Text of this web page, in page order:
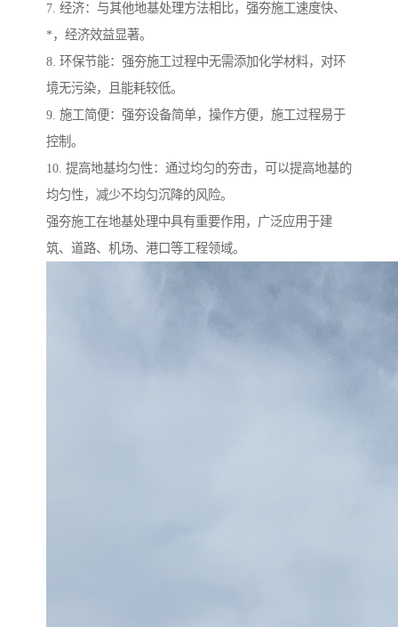
7. 经济：与其他地基处理方法相比，强夯施工速度快、
*，经济效益显著。
8. 环保节能：强夯施工过程中无需添加化学材料，对环
境无污染，且能耗较低。
9. 施工简便：强夯设备简单，操作方便，施工过程易于
控制。
10. 提高地基均匀性：通过均匀的夯击，可以提高地基的
均匀性，减少不均匀沉降的风险。
强夯施工在地基处理中具有重要作用，广泛应用于建
筑、道路、机场、港口等工程领域。